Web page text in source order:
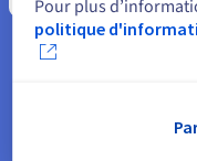
Pour plus
politique